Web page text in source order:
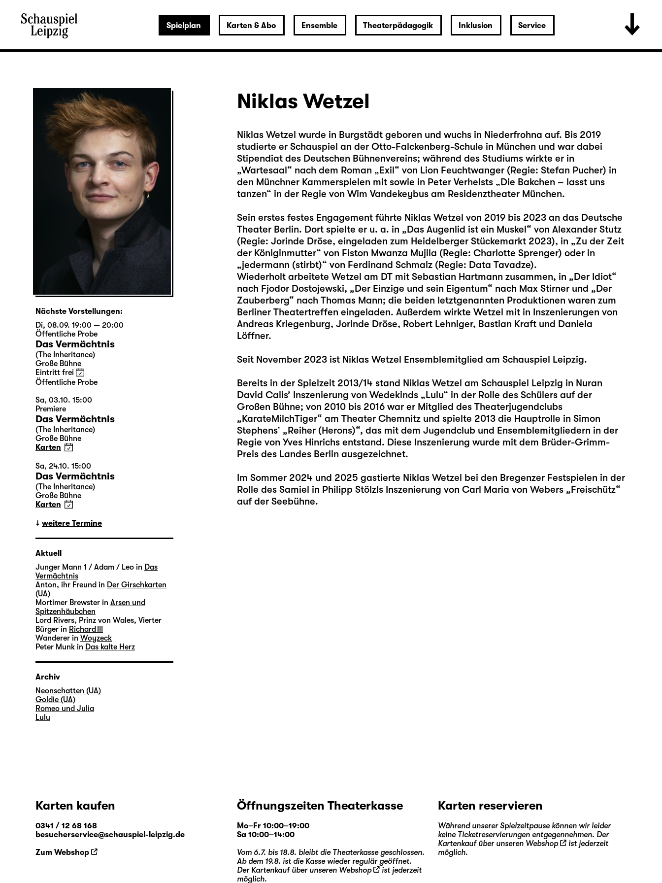
Spielplan Karten & Abo Ensemble Theaterpädagogik Inklusion Service
Niklas Wetzel
Niklas Wetzel wurde in Burgstädt geboren und wuchs in Niederfrohna auf. Bis 2019
studierte er Schauspiel an der Otto-Falckenberg-Schule in München und war dabei
Stipendiat des Deutschen Bühnenvereins; während des Studiums wirkte er in
„Wartesaal“ nach dem Roman „Exil“ von Lion Feuchtwanger (Regie: Stefan Pucher) in
den Münchner Kammerspielen mit sowie in Peter Verhelsts „Die Bakchen – lasst uns
tanzen“ in der Regie von Wim Vandekeybus am Residenztheater München.
Sein erstes festes Engagement führte Niklas Wetzel von 2019 bis 2023 an das Deutsche
Theater Berlin. Dort spielte er u. a. in „Das Augenlid ist ein Muskel“ von Alexander Stutz
(Regie: Jorinde Dröse, eingeladen zum Heidelberger Stückemarkt 2023), in „Zu der Zeit
der Königinmutter“ von Fiston Mwanza Mujila (Regie: Charlotte Sprenger) oder in
„jedermann (stirbt)“ von Ferdinand Schmalz (Regie: Data Tavadze).
Wiederholt arbeitete Wetzel am DT mit Sebastian Hartmann zusammen, in „Der Idiot“
nach Fjodor Dostojewski, „Der Einzige und sein Eigentum“ nach Max Stirner und „Der
Zauberberg“ nach Thomas Mann; die beiden letztgenannten Produktionen waren zum
Berliner Theatertreffen eingeladen. Außerdem wirkte Wetzel mit in Inszenierungen von
Andreas Kriegenburg, Jorinde Dröse, Robert Lehniger, Bastian Kraft und Daniela
Löffner.
Seit November 2023 ist Niklas Wetzel Ensemblemitglied am Schauspiel Leipzig.
Bereits in der Spielzeit 2013/14 stand Niklas Wetzel am Schauspiel Leipzig in Nuran
David Calis’ Inszenierung von Wedekinds „Lulu“ in der Rolle des Schülers auf der
Großen Bühne; von 2010 bis 2016 war er Mitglied des Theaterjugendclubs
„KarateMilchTiger“ am Theater Chemnitz und spielte 2013 die Hauptrolle in Simon
Stephens’ „Reiher (Herons)“, das mit dem Jugendclub und Ensemblemitgliedern in der
Regie von Yves Hinrichs entstand. Diese Inszenierung wurde mit dem Brüder-Grimm-
Preis des Landes Berlin ausgezeichnet.
Im Sommer 2024 und 2025 gastierte Niklas Wetzel bei den Bregenzer Festspielen in der
Rolle des Samiel in Philipp Stölzls Inszenierung von Carl Maria von Webers „Freischütz“
auf der Seebühne.
Nächste Vorstellungen:
Di, 08.09. 19:00 — 20:00
Öffentliche Probe
Das Vermächtnis
(The Inheritance)
Große Bühne
Eintritt frei
Öffentliche Probe
Sa, 03.10. 15:00
Premiere
Das Vermächtnis
(The Inheritance)
Große Bühne
Karten
Sa, 24.10. 15:00
Das Vermächtnis
(The Inheritance)
Große Bühne
Karten
weitere Termine
Aktuell
Junger Mann 1 / Adam / Leo in Das
Vermächtnis
Anton, ihr Freund in Der Girschkarten
(UA)
Mortimer Brewster in Arsen und
Spitzenhäubchen
Lord Rivers, Prinz von Wales, Vierter
Bürger in Richard III
Wanderer in Woyzeck
Peter Munk in Das kalte Herz
Archiv
Neonschatten (UA)
Goldie (UA)
Romeo und Julia
Lulu
Karten kaufen
0341 / 12 68 168
besucherservice@schauspiel-leipzig.de
Zum Webshop
Öffnungszeiten Theaterkasse
Mo–Fr 10:00–19:00
Sa 10:00–14:00
Vom 6.7. bis 18.8. bleibt die Theaterkasse geschlossen.
Ab dem 19.8. ist die Kasse wieder regulär geöffnet.
Der Kartenkauf über unseren Webshop
ist jederzeit
möglich.
Karten reservieren
Während unserer Spielzeitpause können wir leider
keine Ticketreservierungen entgegennehmen. Der
Kartenkauf über unseren Webshop
ist jederzeit
möglich.